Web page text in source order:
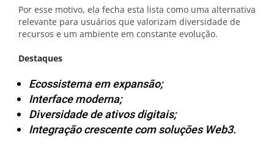
Por esse motivo, ela fecha esta lista como uma alternativa
relevante para usuários que valorizam diversidade de
recursos e um ambiente em constante evolução.
Destaques
Ecossistema em expansão;
Interface moderna;
Diversidade de ativos digitais;
Integração crescente com soluções Web3.